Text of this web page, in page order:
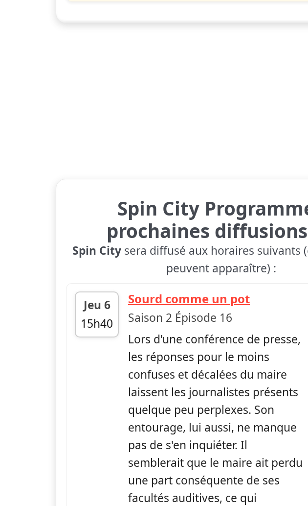
Spin City
prochaines
Spin City sera diffusé aux horaires suivants
peuvent apparaître) :
Jeu 6
15h40
fin 16h00
Sourd comme un pot— Spin City
Saison 2 Épisode 16
Lors d'une conférence de presse,
les réponses pour le moins
confuses et décalées du maire
laissent les journalistes présents
quelque peu perplexes. Son
entourage, lui aussi, ne manque
pas de s'en inquiéter. Il
semblerait que le maire ait perdu
une part conséquente de ses
facultés auditives, ce qui